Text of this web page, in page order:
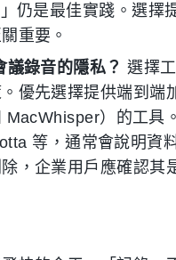
仍是最佳實踐。選擇
重要。
錄音的隱私？ 選擇
優先選擇提供端到端
MacWhisper）的工具
等，通常會說明資
，企業用戶應確認其